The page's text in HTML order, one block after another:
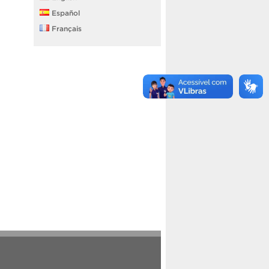
Español
Français